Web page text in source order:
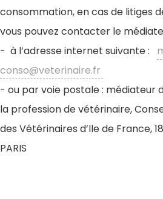
consommation, en cas de litiges
vous pouvez contacter le
- à l’adresse internet suivante :
conso@veterinaire.fr
- ou par voie postale : médiateur
la profession de vétérinaire,
des Vétérinaires d’Ile de France,
PARIS